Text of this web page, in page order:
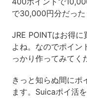
で30,000円分だった
JRE POINTはお得
よね。なのでポイン
っかり作ってみてく
きっと知らぬ間にポ
ます。Suicaポイ活